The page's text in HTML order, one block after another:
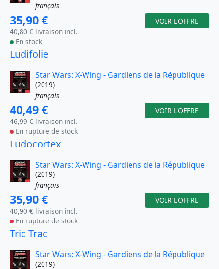
français
35,90 €
40,80 € livraison incl.
En stock
VOIR L'OFFRE
Ludifolie
Star Wars: X-Wing - Gardiens de la République
(2019)
français
40,49 €
46,99 € livraison incl.
En rupture de stock
VOIR L'OFFRE
Ludocortex
Star Wars: X-Wing - Gardiens de la République
(2019)
français
35,90 €
40,90 € livraison incl.
En rupture de stock
VOIR L'OFFRE
Tric Trac
Star Wars: X-Wing - Gardiens de la République
(2019)